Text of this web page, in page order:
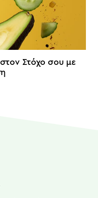
Στόχο σου με